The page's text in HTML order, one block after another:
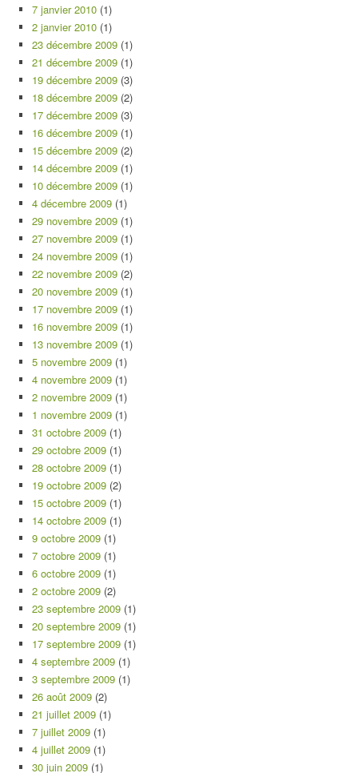
7 janvier 2010 (1)
2 janvier 2010 (1)
23 décembre 2009 (1)
21 décembre 2009 (1)
19 décembre 2009 (3)
18 décembre 2009 (2)
17 décembre 2009 (3)
16 décembre 2009 (1)
15 décembre 2009 (2)
14 décembre 2009 (1)
10 décembre 2009 (1)
4 décembre 2009 (1)
29 novembre 2009 (1)
27 novembre 2009 (1)
24 novembre 2009 (1)
22 novembre 2009 (2)
20 novembre 2009 (1)
17 novembre 2009 (1)
16 novembre 2009 (1)
13 novembre 2009 (1)
5 novembre 2009 (1)
4 novembre 2009 (1)
2 novembre 2009 (1)
1 novembre 2009 (1)
31 octobre 2009 (1)
29 octobre 2009 (1)
28 octobre 2009 (1)
19 octobre 2009 (2)
15 octobre 2009 (1)
14 octobre 2009 (1)
9 octobre 2009 (1)
7 octobre 2009 (1)
6 octobre 2009 (1)
2 octobre 2009 (2)
23 septembre 2009 (1)
20 septembre 2009 (1)
17 septembre 2009 (1)
4 septembre 2009 (1)
3 septembre 2009 (1)
26 août 2009 (2)
21 juillet 2009 (1)
7 juillet 2009 (1)
4 juillet 2009 (1)
30 juin 2009 (1)